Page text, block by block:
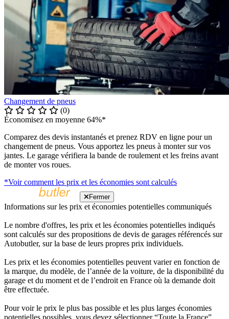
Changement de pneus
(0)
Économisez en moyenne 64%*
Comparez des devis instantanés et prenez RDV en ligne pour un
changement de pneus. Vous apportez les pneus à monter sur vos
jantes. Le garage vérifiera la bande de roulement et les freins avant
de monter vos roues.
*Voir comment les prix et les économies sont calculés
Fermer
Informations sur les prix et économies potentielles communiqués
Le nombre d'offres, les prix et les économies potentielles indiqués
sont calculés sur des propositions de devis de garages référencés sur
Autobutler, sur la base de leurs propres prix individuels.
Les prix et les économies potentielles peuvent varier en fonction de
la marque, du modèle, de l’année de la voiture, de la disponibilité du
garage et du moment et de l’endroit en France où la demande doit
être effectuée.
Pour voir le prix le plus bas possible et les plus larges économies
potentielles possibles, vous devez sélectionner “Toute la France”